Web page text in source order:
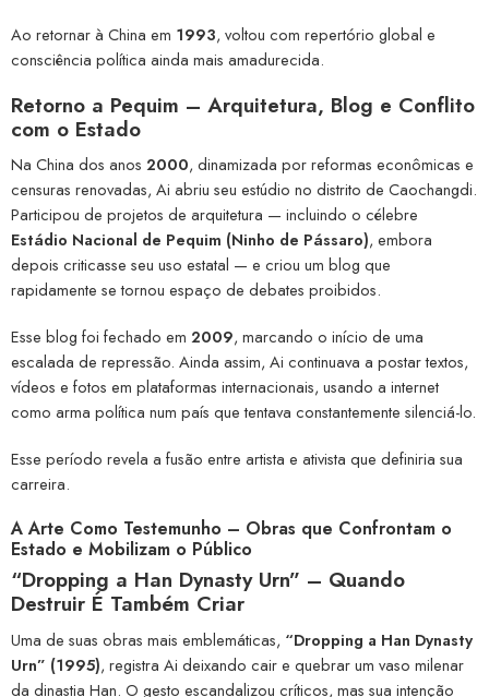
Ao retornar à China em 1993, voltou com repertório global e
consciência política ainda mais amadurecida.
Retorno a Pequim – Arquitetura, Blog e Conflito
com o Estado
Na China dos anos 2000, dinamizada por reformas econômicas e
censuras renovadas, Ai abriu seu estúdio no distrito de Caochangdi.
Participou de projetos de arquitetura — incluindo o célebre
Estádio Nacional de Pequim (Ninho de Pássaro), embora
depois criticasse seu uso estatal — e criou um blog que
rapidamente se tornou espaço de debates proibidos.
Esse blog foi fechado em 2009, marcando o início de uma
escalada de repressão. Ainda assim, Ai continuava a postar textos,
vídeos e fotos em plataformas internacionais, usando a internet
como arma política num país que tentava constantemente silenciá-lo.
Esse período revela a fusão entre artista e ativista que definiria sua
carreira.
A Arte Como Testemunho – Obras que Confrontam o
Estado e Mobilizam o Público
“Dropping a Han Dynasty Urn” – Quando
Destruir É Também Criar
Uma de suas obras mais emblemáticas, “Dropping a Han Dynasty
Urn” (1995), registra Ai deixando cair e quebrar um vaso milenar
da dinastia Han. O gesto escandalizou críticos, mas sua intenção